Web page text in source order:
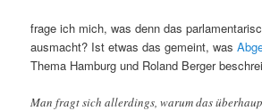
frage ich mich, was denn das
ausmacht? Ist etwas das gemeint, was
Thema Hamburg und Roland Berger
Man fragt sich allerdings, warum das